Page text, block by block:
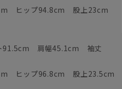
ヒップ94.8cm 股上23cm
91.5cm 肩幅45.1cm 袖丈
ヒップ96.8cm 股上23.5cm